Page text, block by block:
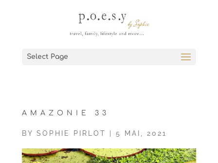
Select Page
AMAZONIE 33
BY SOPHIE PIRLOT 5 MAI, 2021